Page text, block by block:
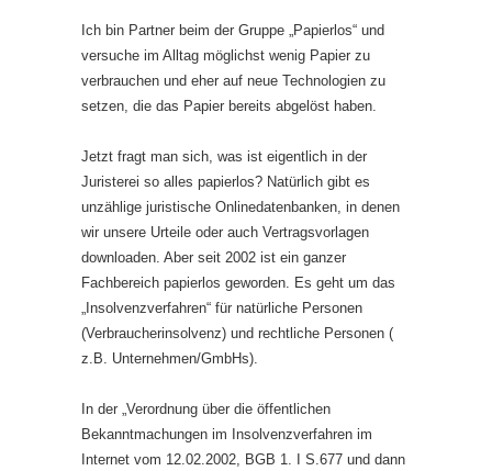
Ich bin Partner beim der Gruppe „Papierlos“ und
versuche im Alltag möglichst wenig Papier zu
verbrauchen und eher auf neue Technologien zu
setzen, die das Papier bereits abgelöst haben.
Jetzt fragt man sich, was ist eigentlich in der
Juristerei so alles papierlos? Natürlich gibt es
unzählige juristische Onlinedatenbanken, in denen
wir unsere Urteile oder auch Vertragsvorlagen
downloaden. Aber seit 2002 ist ein ganzer
Fachbereich papierlos geworden. Es geht um das
„Insolvenzverfahren“ für natürliche Personen
(Verbraucherinsolvenz) und rechtliche Personen (
z.B. Unternehmen/GmbHs).
In der „Verordnung über die öffentlichen
Bekanntmachungen im Insolvenzverfahren im
Internet vom 12.02.2002, BGB 1. I S.677 und dann